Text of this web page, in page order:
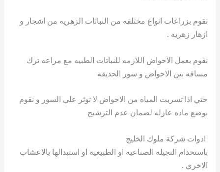
نقوم بزراعات انواع مختلفه من النباتات الزهريه من اشجار و
ازهار زهريه .
نقوم بعمل الاحواض اللازمه للنباتات الطبيه مع مراعه ترك
مسافه بين الاحواض و سور الحديقه
حتي اذا تسربت المياه من الاحواض لا توثر علي السور و نقوم
بوضع ماده عازله لضمان عدم الترشيح
ادوات شركة ملوك الخليج
باستخدام النجيله الصناعيه او الطبيعيه او استبدالها بالاعشاب
الاخري .